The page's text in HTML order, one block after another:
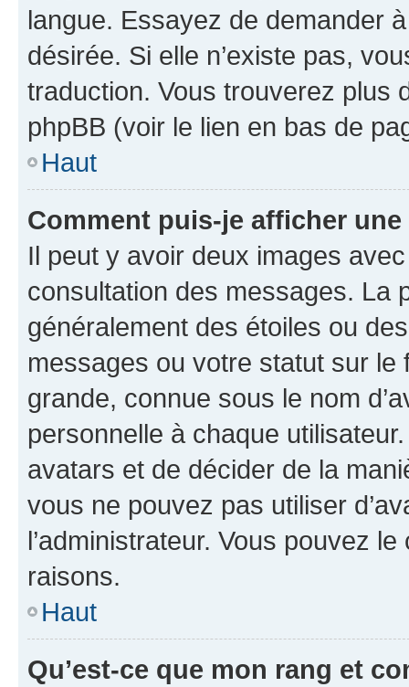
langue. Essayez de demander
désirée. Si elle n’existe pas,
traduction. Vous trouverez plus
phpBB (voir le lien en bas de
Haut
Comment puis-je afficher
Il peut y avoir deux images
consultation des messages. La
généralement des étoiles ou
messages ou votre statut sur
grande, connue sous le nom
personnelle à chaque utilisateur.
avatars et de décider de la
vous ne pouvez pas utiliser
l’administrateur. Vous pouvez
raisons.
Haut
Qu’est-ce que mon rang et